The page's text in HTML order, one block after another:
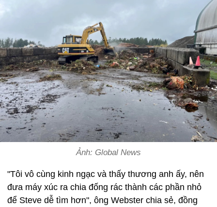
Ảnh: Global News
"Tôi vô cùng kinh ngạc và thấy thương anh ấy, nên
đưa máy xúc ra chia đống rác thành các phần nhỏ
để Steve dễ tìm hơn", ông Webster chia sẻ, đồng